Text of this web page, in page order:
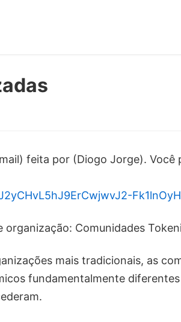
feita por (Diogo Jorge). Você
Comunidades
mais tradicionais, as
fundamentalmente